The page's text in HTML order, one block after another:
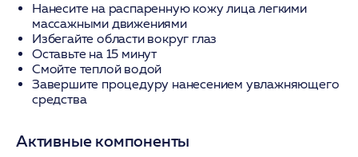
Нанесите на распаренную кожу лица легкими
массажными движениями
Избегайте области вокруг глаз
Оставьте на 15 минут
Смойте теплой водой
Завершите процедуру нанесением увлажняющего
средства
Активные компоненты